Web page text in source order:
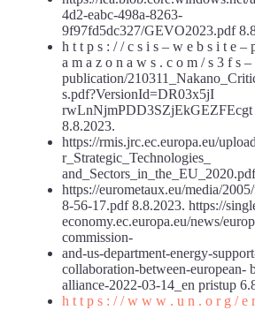
4d2-eabc-498a-8263-
9f97fd5dc327/GEVO2023.pdf
h t t p s : / / c s i s – w e b s i t e –
a m a z o n a w s . c o m / s 3 f s
publication/
s.pdf?VersionId=DR03x5jI
rwLnNjmPDD3SZjEkGEZFEcgt
8.8.2023.
https://rmis.jrc.ec.europa.eu/
r_Strategic_Technologies_
https://eurometaux.eu/media/
8-56-17.pdf 8.8.2023. https://
economy.ec.europa.eu/news/
commission-
and-us-department-energy-
collaboration-between-european-
alliance-2022-03-14_en pristup
h t t p s : / / w w w . u n . o r g / e